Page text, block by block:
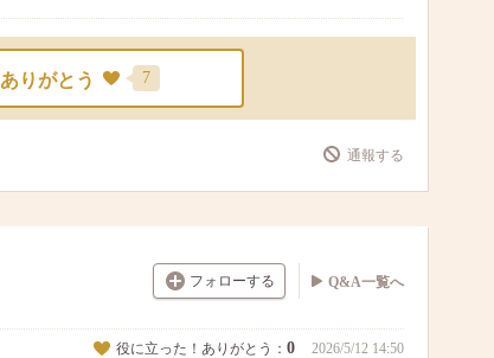
ありがとう 7
通報する
フォローする Q&A一覧へ
役に立った！ありがとう： 0 2026/5/12 14:50